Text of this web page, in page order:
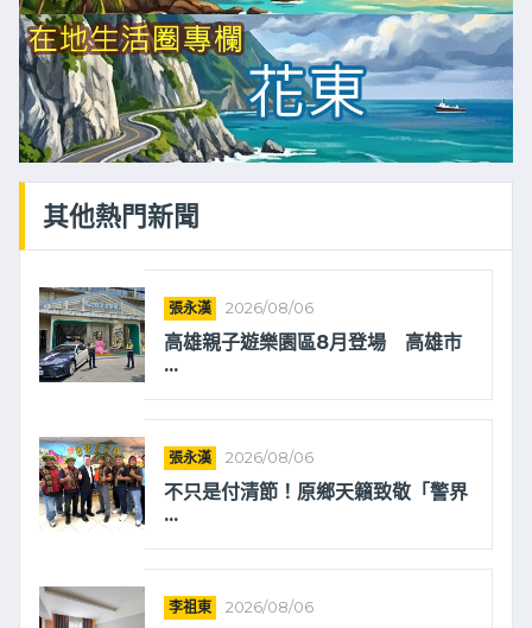
其他熱門新聞
張永漢 2026/08/06
高雄親子遊樂園區8月登場 高雄市
...
張永漢 2026/08/06
不只是付清節！原鄉天籟致敬「警界
...
李祖東 2026/08/06